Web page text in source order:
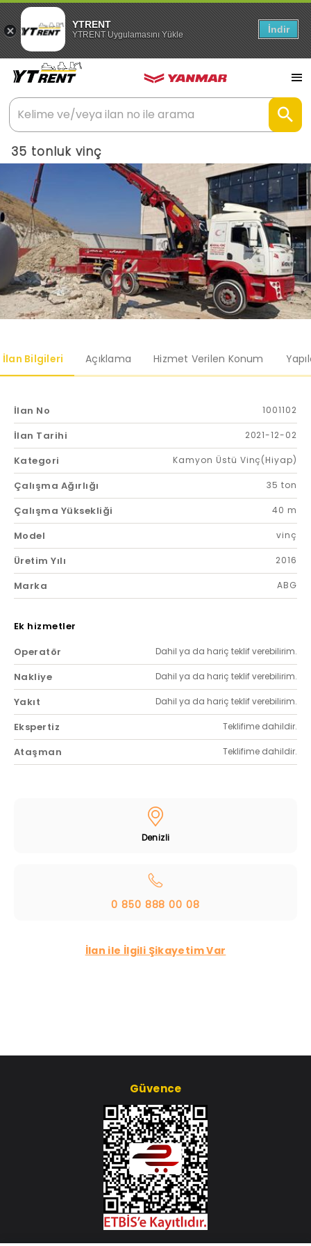
YTRENT
YTRENT Uygulamasını Yükle İndir
35 tonluk vinç
İlan Bilgileri Açıklama Hizmet Verilen Konum
İlan No 1001102
İlan Tarihi 2021-12-02
Kategori Kamyon Üstü Vinç(Hiyap)
Çalışma Ağırlığı 35 ton
Çalışma Yüksekliği 40 m
Model vinç
Üretim Yılı 2016
Marka ABG
Ek hizmetler
Operatör
Dahil ya da hariç teklif verebilirim.
Nakliye Dahil ya da hariç teklif verebilirim.
Yakıt Dahil ya da hariç teklif verebilirim.
Ekspertiz Teklifime dahildir.
Ataşman Teklifime dahildir.
Denizli
0 850 888 00 08
İlan ile İlgili Şikayetim Var
Güvence